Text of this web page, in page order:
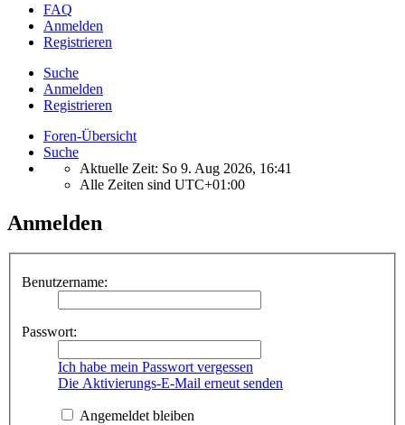
FAQ
Anmelden
Registrieren
Suche
Anmelden
Registrieren
Foren-Übersicht
Suche
Aktuelle Zeit: So 9. Aug 2026, 16:41
Alle Zeiten sind UTC+01:00
Anmelden
Benutzername:
Passwort:
Ich habe mein Passwort vergessen
Die Aktivierungs-E-Mail erneut senden
Angemeldet bleiben